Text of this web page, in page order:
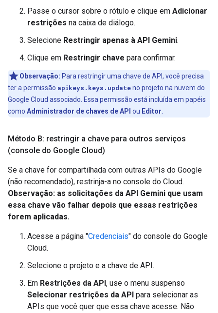
Passe o cursor sobre o rótulo e clique em Adicionar
restrições na caixa de diálogo.
Selecione Restringir apenas à API Gemini.
Clique em Restringir chave para confirmar.
Observação: Para restringir uma chave de API, você precisa
ter a permissão apikeys.keys.updateno projeto na nuvem do
Google Cloud associado. Essa permissão está incluída em papéis
como Administrador de chaves de API ou Editor
Método B: restringir a chave para outros serviços
(console do Google Cloud)
Se a chave for compartilhada com outras APIs do Google
(não recomendado), restrinja-a no console do Cloud.
Observação: as solicitações da API Gemini que usam
essa chave vão falhar depois que essas restrições
forem aplicadas.
Acesse a página "Credenciais" do console do Google
Cloud.
Selecione o projeto e a chave de API.
Em Restrições da API, use o menu suspenso
Selecionar restrições da API para selecionar as
APIs que você quer que essa chave acesse. Não